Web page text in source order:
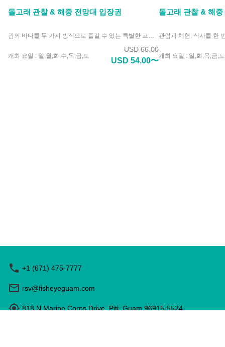
돌고래 관찰 & 해중 전망대 입장권
괌의 바다를 두 가지 방식으로 즐길 수 있는 특별한 프로그램입니다. 먼저 해중 전망탑에서 물에 들어가지 않고 피티 베이의 아름다운 해양 생태계를 감상합니다. 이후 보트를 타고 바다로 나가 돌핀 워칭을 진행합니다. 자연 속에서 자유롭게 헤엄치는 야생 돌고래의 모습을 가까이에서 만나보세요. 남녀노소 누구나 편안하게 참여할 수 있습니다.
개최 요일 : 일,월,화,수,목,금,토
USD 66.00
USD 54.00〜
돌고래 관찰 & 해
개최 요일 : 일,화,목,금,토
+1 (671) 475-7777
rsv@fisheyeguam.com
818 N Marine Corps Drive, Piti, Guam 96915-5524